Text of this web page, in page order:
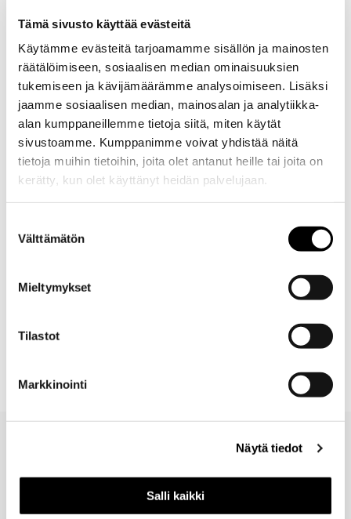
Tämä sivusto käyttää evästeitä
Käytämme evästeitä tarjoamamme sisällön ja mainosten
räätälöimiseen, sosiaalisen median ominaisuuksien
tukemiseen ja kävijämäärämme analysoimiseen. Lisäksi
jaamme sosiaalisen median, mainosalan ja analytiikka-
alan kumppaneillemme tietoja siitä, miten käytät
sivustoamme. Kumppanimme voivat yhdistää näitä
tietoja muihin tietoihin, joita olet antanut heille tai joita on
kerätty, kun olet käyttänyt heidän palvelujaan.
valinta
Välttämätön
Mieltymykset
Tilastot
Markkinointi
Näytä tiedot
Salli kaikki
2150,00€
Tuotekoodi: PICTP2209A
Lisätiedot
Midi-taso ryhmä Viiva jaloilla
Toimitus
Lisätietoja
Ladattavat materiaalit
tilauksen
30 päivän
palautusoikeus
maksutapa